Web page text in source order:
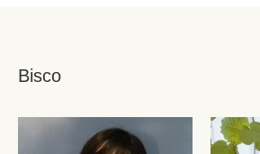
Bisco